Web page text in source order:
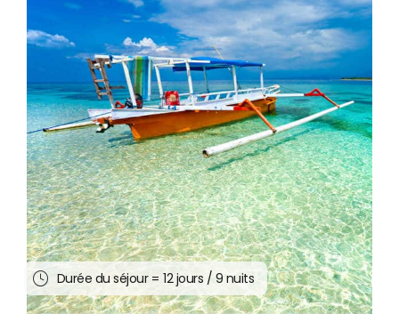
Durée du séjour = 12 jours / 9 nuits